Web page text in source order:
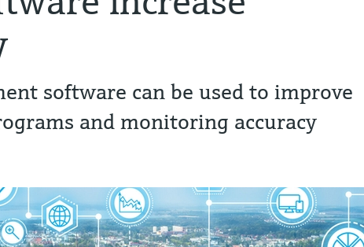
software can be used to improve
and monitoring accuracy